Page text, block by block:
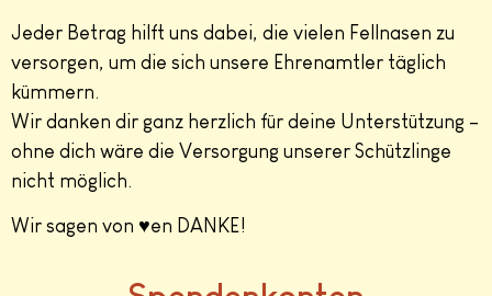
Jeder Betrag hilft uns dabei, die vielen Fellnasen zu
versorgen, um die sich unsere Ehrenamtler täglich
kümmern.
Wir danken dir ganz herzlich für deine Unterstützung –
ohne dich wäre die Versorgung unserer Schützlinge
nicht möglich.
Wir sagen von ♥en DANKE!